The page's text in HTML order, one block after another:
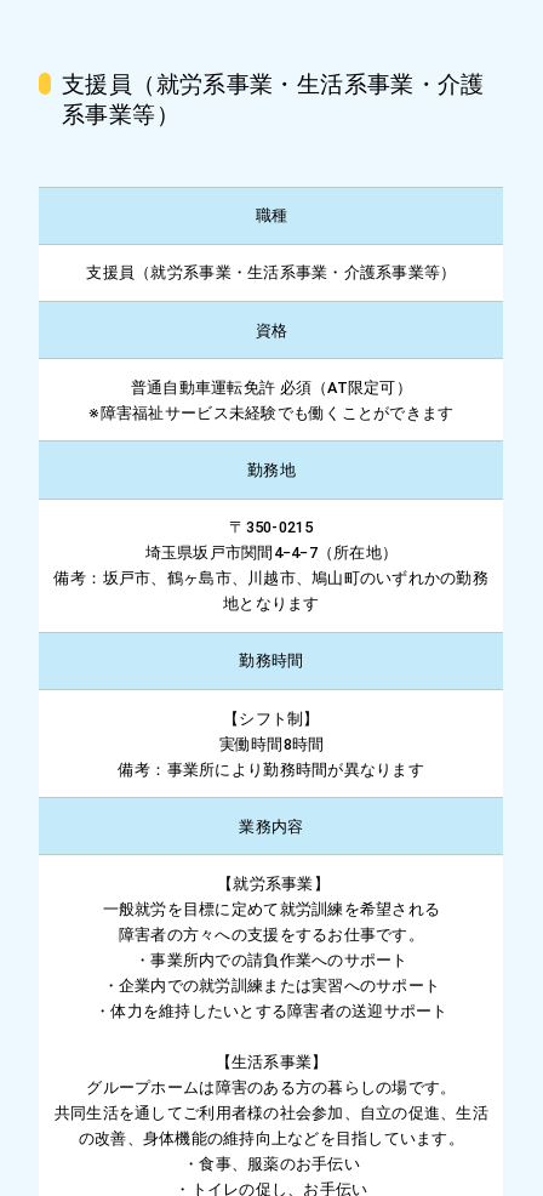
支援員（就労系事業・生活系事業・介護
系事業等）
職種
支援員（就労系事業・生活系事業・介護系事業等）
資格
普通自動車運転免許 必須（AT限定可）
※障害福祉サービス未経験でも働くことができます
勤務地
〒350-0215
埼玉県坂戸市関間4−4−7（所在地）
備考：坂戸市、鶴ヶ島市、川越市、鳩山町のいずれかの勤務
地となります
勤務時間
【シフト制】
実働時間8時間
備考：事業所により勤務時間が異なります
業務内容
【就労系事業】
一般就労を目標に定めて就労訓練を希望される
障害者の方々への支援をするお仕事です。
・事業所内での請負作業へのサポート
・企業内での就労訓練または実習へのサポート
・体力を維持したいとする障害者の送迎サポート
【生活系事業】
グループホームは障害のある方の暮らしの場です。
共同生活を通してご利用者様の社会参加、自立の促進、生活
の改善、身体機能の維持向上などを目指しています。
・食事、服薬のお手伝い
・トイレの促し、お手伝い